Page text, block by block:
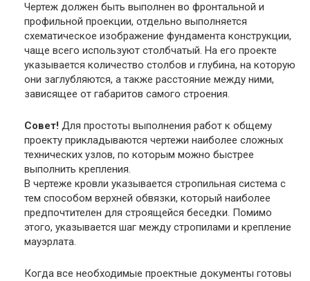
Чертеж должен быть выполнен во фронтальной и
профильной проекции, отдельно выполняется
схематическое изображение фундамента конструкции,
чаще всего используют столбчатый. На его проекте
указывается количество столбов и глубина, на которую
они заглубляются, а также расстояние между ними,
зависящее от габаритов самого строения.
Совет! Для простоты выполнения работ к общему
проекту прикладываются чертежи наиболее сложных
технических узлов, по которым можно быстрее
выполнить крепления.
В чертеже кровли указывается стропильная система с
тем способом верхней обвязки, который наиболее
предпочтителен для строящейся беседки. Помимо
этого, указывается шаг между стропилами и крепление
мауэрлата.
Когда все необходимые проектные документы готовы